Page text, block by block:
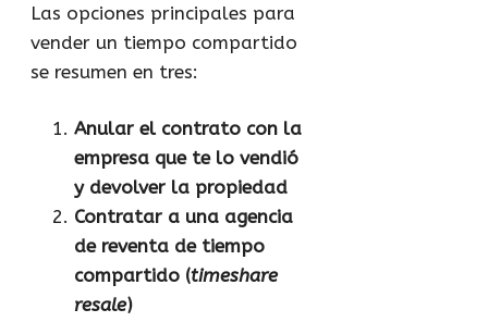
Las opciones principales para
vender un tiempo compartido
se resumen en tres:
Anular el contrato con la
empresa que te lo vendió
y devolver la propiedad
Contratar a una agencia
de reventa de tiempo
compartido (timeshare
resale)